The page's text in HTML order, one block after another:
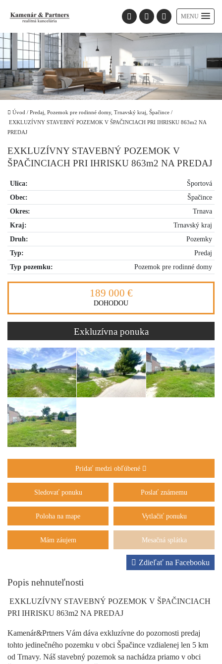
MENU
Úvod / Predaj, Pozemok pre rodinné domy, Trnavský kraj, Špačince /
EXKLUZÍVNY STAVEBNÝ POZEMOK V ŠPAČINCIACH PRI IHRISKU 863m2 NA
PREDAJ
EXKLUZÍVNY STAVEBNÝ POZEMOK V
ŠPAČINCIACH PRI IHRISKU 863m2 NA PREDAJ
Ulica:
Športová
Obec:
Špačince
Okres:
Trnava
Kraj:
Trnavský kraj
Druh:
Pozemky
Typ:
Predaj
Typ pozemku:
Pozemok pre rodinné domy
189 000 €
DOHODOU
Exkluzívna ponuka
Pridať medzi obľúbené
Sledovať ponuku Poslať známemu
Poloha na mape Vytlačiť ponuku
Mám záujem Mesačná splátka
Popis nehnuteľnosti
Zdieľať na Facebooku
EXKLUZÍVNY STAVEBNÝ POZEMOK V ŠPAČINCIACH
PRI IHRISKU 863m2 NA PREDAJ
Kamenár&Prtners Vám dáva exkluzívne do pozornosti predaj
tohto jedinečného pozemku v obci Špačince vzdialenej len 5 km
od Trnavy. Náš stavebný pozemok sa nachádza priamo v obci